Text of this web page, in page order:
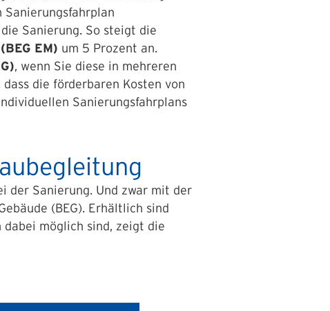
Sanierungsfahrplan
Sanierung. So steigt die
EM) um 5 Prozent an.
, wenn Sie diese in mehreren
die förderbaren Kosten von
Sanierungsfahrplans
der Sanierung. Und zwar mit der
(BEG). Erhältlich sind
dabei möglich sind, zeigt die